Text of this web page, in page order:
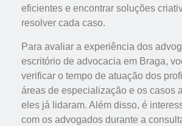
eficientes e encontrar soluções
resolver cada caso.
Para avaliar a experiência dos
escritório de advocacia em Braga,
verificar o tempo de atuação dos
áreas de especialização e os casos
eles já lidaram. Além disso, é
com os advogados durante a